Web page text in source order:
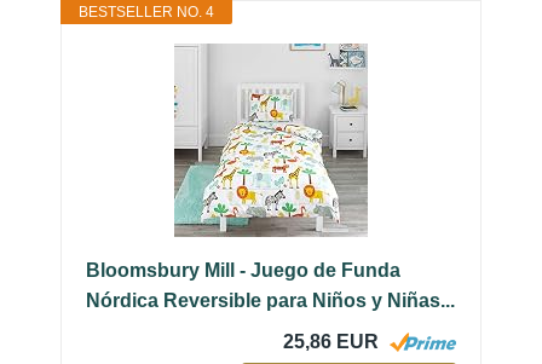
BESTSELLER NO. 4
Bloomsbury Mill - Juego de Funda
Nórdica Reversible para Niños y Niñas...
25,86 EUR